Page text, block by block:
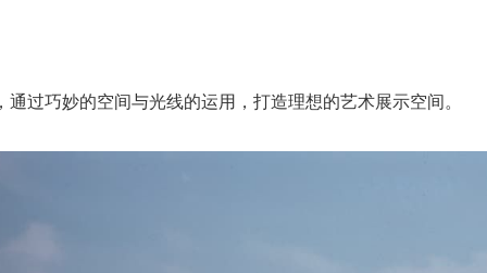
过巧妙的空间与光线的运用，打造理想的艺术展示空间。